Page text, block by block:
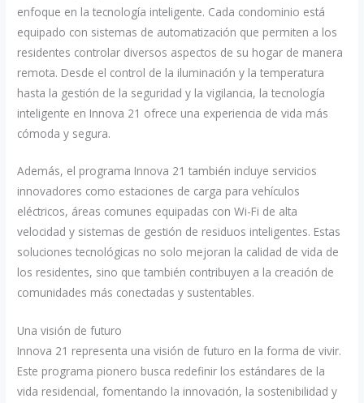
enfoque en la tecnología inteligente. Cada condominio está
equipado con sistemas de automatización que permiten a los
residentes controlar diversos aspectos de su hogar de manera
remota. Desde el control de la iluminación y la temperatura
hasta la gestión de la seguridad y la vigilancia, la tecnología
inteligente en Innova 21 ofrece una experiencia de vida más
cómoda y segura.
Además, el programa Innova 21 también incluye servicios
innovadores como estaciones de carga para vehículos
eléctricos, áreas comunes equipadas con Wi-Fi de alta
velocidad y sistemas de gestión de residuos inteligentes. Estas
soluciones tecnológicas no solo mejoran la calidad de vida de
los residentes, sino que también contribuyen a la creación de
comunidades más conectadas y sustentables.
Una visión de futuro
Innova 21 representa una visión de futuro en la forma de vivir.
Este programa pionero busca redefinir los estándares de la
vida residencial, fomentando la innovación, la sostenibilidad y